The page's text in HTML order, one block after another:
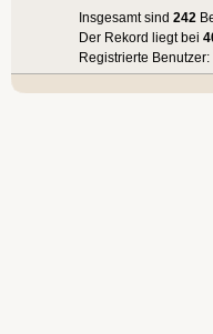
Insgesamt sind 242
Der Rekord liegt bei
Registrierte Benutzer: